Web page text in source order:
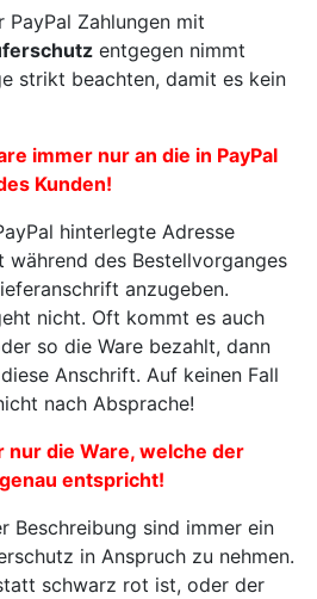
Zahlungen mit
entgegen nimmt
strikt beachten, damit es kein
immer nur an die in PayPal
Kunden!
hinterlegte Adresse
während des Bestellvorganges
anzugeben.
nicht. Oft kommt es auch
so die Ware bezahlt, dann
Anschrift. Auf keinen Fall
nach Absprache!
nur die Ware, welche der
entspricht!
Beschreibung sind immer ein
in Anspruch zu nehmen.
schwarz rot ist, oder der